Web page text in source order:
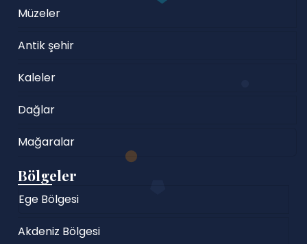
Müzeler
Antik şehir
Kaleler
Dağlar
Mağaralar
Bölgeler
Ege Bölgesi
Akdeniz Bölgesi